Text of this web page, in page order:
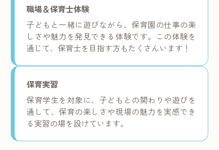
職場＆保育士体験
子どもと一緒に遊びながら、保育園の仕事の楽
しさや魅力を発見できる体験です。この体験を
通じて、保育士を目指す方もたくさんいます！
保育実習
保育学生を対象に、子どもとの関わりや遊びを
通して、保育の楽しさや現場の魅力を実感でき
る実習の場を設けています。